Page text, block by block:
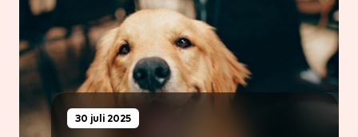
30 juli 2025